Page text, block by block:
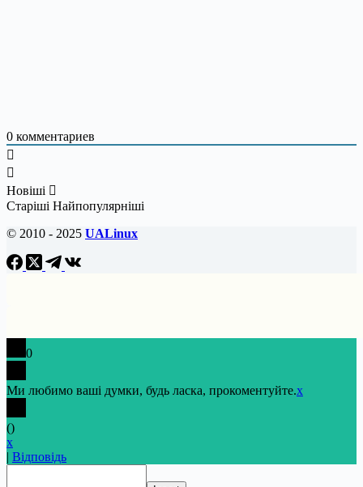
0 комментариев
Новіші
Старіші Найпопулярніші
© 2010 - 2025 UALinux
0
Ми любимо ваші думки, будь ласка, прокоментуйте.x
()
x
| Відповідь